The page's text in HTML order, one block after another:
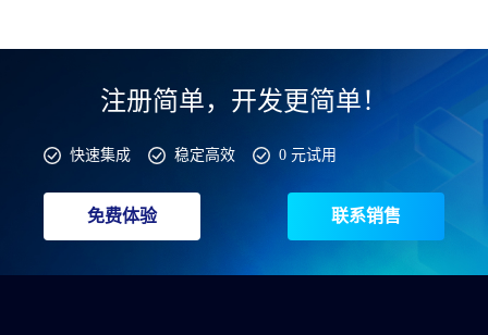
注册简单，开发更简单！
快速集成 稳定高效 0 元试用
免费体验 联系销售